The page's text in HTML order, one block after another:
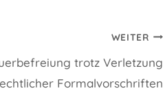
WEITER
trotz Verletzung
Formalvorschriften